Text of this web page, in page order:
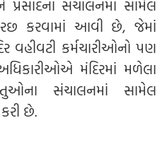
સંચાલનમાં સામેલ
કરવામાં આવી છે, જેમાં
વહીવટી કર્મચારીઓનો પણ
મંદિરમાં મળેલા
સંચાલનમાં સામેલ
છે.